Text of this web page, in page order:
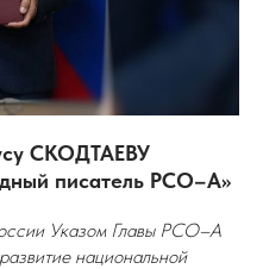
СКОДТАЕВУ
писатель РСО–А»
Указом Главы РСО–А
национальной